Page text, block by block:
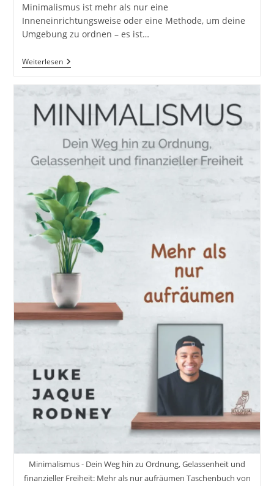
Minimalismus ist mehr als nur eine
Inneneinrichtungsweise oder eine Methode, um deine
Umgebung zu ordnen – es ist…
WeiterlesenMinimalismus
Für
Der
Praxisguide
Mit
Leichtigkeit-
Die
Besten
Tipps
Für:
Leichter
Leben,
Zufriedenheit,
Gelassenheit,
Glücklich
Sein,
Effizientes
Zeitmanagement
Taschenbuch
Von
Markus
Stoll
Minimalismus - Dein Weg hin zu Ordnung, Gelassenheit und
finanzieller Freiheit: Mehr als nur aufräumen Taschenbuch von